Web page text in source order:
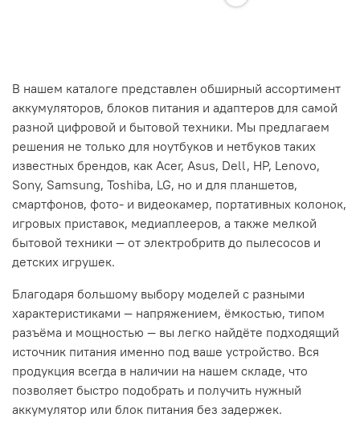
В нашем каталоге представлен обширный ассортимент
аккумуляторов, блоков питания и адаптеров для самой
разной цифровой и бытовой техники. Мы предлагаем
решения не только для ноутбуков и нетбуков таких
известных брендов, как Acer, Asus, Dell, HP, Lenovo,
Sony, Samsung, Toshiba, LG, но и для планшетов,
смартфонов, фото- и видеокамер, портативных колонок,
игровых приставок, медиаплееров, а также мелкой
бытовой техники — от электробритв до пылесосов и
детских игрушек.
Благодаря большому выбору моделей с разными
характеристиками — напряжением, ёмкостью, типом
разъёма и мощностью — вы легко найдёте подходящий
источник питания именно под ваше устройство. Вся
продукция всегда в наличии на нашем складе, что
позволяет быстро подобрать и получить нужный
аккумулятор или блок питания без задержек.